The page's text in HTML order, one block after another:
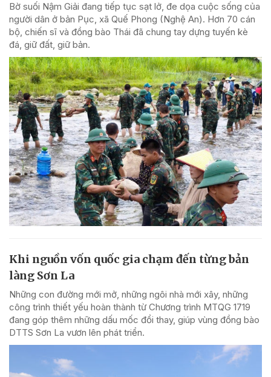
Bờ suối Nậm Giải đang tiếp tục sạt lở, đe dọa cuộc sống của
người dân ở bản Pục, xã Quế Phong (Nghệ An). Hơn 70 cán
bộ, chiến sĩ và đồng bào Thái đã chung tay dựng tuyến kè
đá, giữ đất, giữ bản.
Khi nguồn vốn quốc gia chạm đến từng bản
làng Sơn La
Những con đường mới mở, những ngôi nhà mới xây, những
công trình thiết yếu hoàn thành từ Chương trình MTQG 1719
đang góp thêm những dấu mốc đổi thay, giúp vùng đồng bào
DTTS Sơn La vươn lên phát triển.